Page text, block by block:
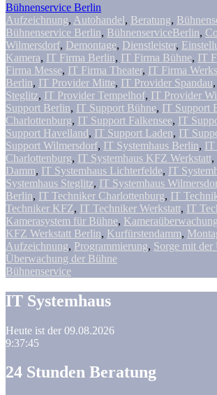
Bühnenservice Berlin
Aufzeichnung, Autohandel, Beratung,
Bühnenservice Berlin, BühnenserviceBerlin,
Wilmersdorf, Demontage, Dienstleister,
Kamera, IT Firma Berlin, IT Firma Bühne, IT
Firma Messe, IT Firma Theater, IT Firma
Berlin, IT Provider Mitte, IT Provider Spandau,
Steglitz, IT Provider Tempelhof, IT Provider
Support Berlin, IT Support Bühne, IT Support
Charlottenburg, IT Support Falkensee, IT
Support Havelland, IT Support Laden, IT
Support Wilmersdorf, IT Systemhaus Berlin, IT
Charlottenburg, IT Systemhaus KFZ Werkstatt,
Damm, IT Systemhaus Lichterfelde, IT
Systemhaus Steglitz, IT Systemhaus
Berlin, IT Techniker Charlottenburg, IT
Techniker KFZ, IT Techniker Werkstatt, IT
Kamerasystem für Bühne, Kameraüberwachung
KFZ Werkstatt Berlin, Kurfürstendamm,
Aufzeichnung, Programmierung, Sorge mit der
Überwachung der Bühne
Bühnenservice
IT Systemhaus
Heute ist der 09.08.2026
9:37:45
24 Stunden Beratung